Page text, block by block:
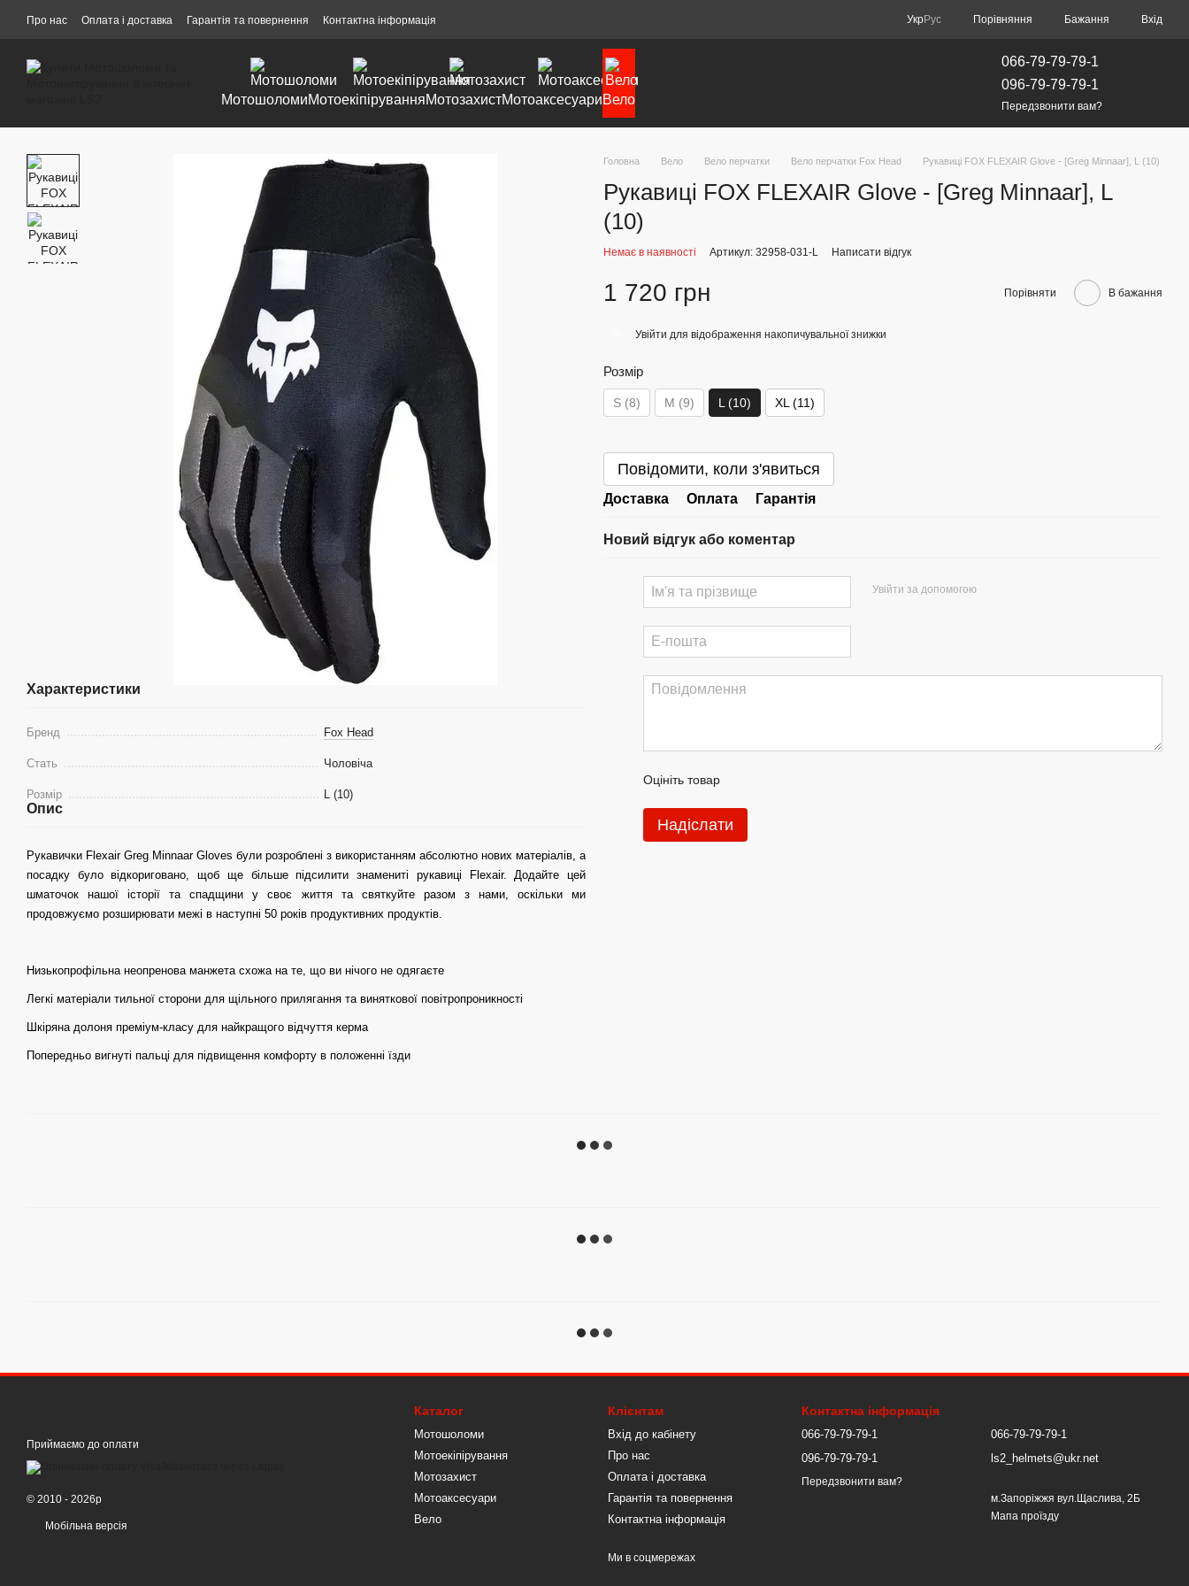
Перейти до основного контенту
Про нас Оплата і доставка Гарантія та повернення Контактна інформація УкрРус Порівняння Бажання Вхід
МотошоломиМотоекіпіруванняМотозахистМотоаксесуариВело
066-79-79-79-1
096-79-79-79-1
Передзвонити вам?
Характеристики
Бренд Fox Head
Стать Чоловіча
Розмір L (10)
Опис
Рукавички Flexair Greg Minnaar Gloves були розроблені з використанням абсолютно нових матеріалів, а
посадку було відкориговано, щоб ще більше підсилити знамениті рукавиці Flexair. Додайте цей
шматочок нашої історії та спадщини у своє життя та святкуйте разом з нами, оскільки ми
продовжуємо розширювати межі в наступні 50 років продуктивних продуктів.
Низькопрофільна неопренова манжета схожа на те, що ви нічого не одягаєте
Легкі матеріали тильної сторони для щільного прилягання та виняткової повітропроникності
Шкіряна долоня преміум-класу для найкращого відчуття керма
Попередньо вигнуті пальці для підвищення комфорту в положенні їзди
Головна Вело Вело перчатки Вело перчатки Fox Head Рукавиці FOX FLEXAIR Glove - [Greg Minnaar], L (10)
Рукавиці FOX FLEXAIR Glove - [Greg Minnaar], L
(10)
Немає в наявності Артикул: 32958-031-L Написати відгук
1 720 грн Порівняти В бажання
Увійти для відображення накопичувальної знижки
Розмір
S (8) M (9) L (10) XL (11)
Повідомити, коли з'явиться
Доставка Оплата Гарантія
Новий відгук або коментар
Увійти за допомогою
Оцініть товар
Надіслати
Приймаємо до оплати
© 2010 - 2026р
Мобільна версія
Каталог
Мотошоломи
Мотоекіпірування
Мотозахист
Мотоаксесуари
Вело
Клієнтам
Вхід до кабінету
Про нас
Оплата і доставка
Гарантія та повернення
Контактна інформація
Ми в соцмережах
Контактна інформація
066-79-79-79-1
096-79-79-79-1
Передзвонити вам?
066-79-79-79-1
ls2_helmets@ukr.net
м.Запоріжжя вул.Щаслива, 2Б
Мапа проїзду